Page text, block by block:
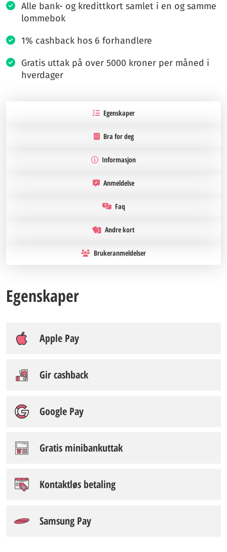
Alle bank- og kredittkort samlet i en og samme
lommebok
1% cashback hos 6 forhandlere
Gratis uttak på over 5000 kroner per måned i
hverdager
Egenskaper
Bra for deg
Informasjon
Anmeldelse
Faq
Andre kort
Brukeranmeldelser
Egenskaper
Apple Pay
Gir cashback
Google Pay
Gratis minibankuttak
Kontaktløs betaling
Samsung Pay